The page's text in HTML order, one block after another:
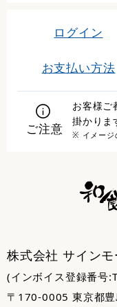
ログイン
お支払い方法
ご注意
お客様ご
掛かりま
※ イメージ
株式会社 サイン
(インボイス登録番
〒170-0005 東京都